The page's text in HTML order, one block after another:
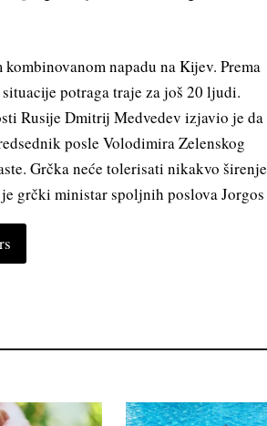
napadu na Kijev. Prema
potraga traje za još 20 ljudi.
Rusije Dmitrij Medvedev izjavio je da
posle Volodimira Zelenskog
Grčka neće tolerisati nikakvo širenje
grčki ministar spoljnih poslova Jorgos